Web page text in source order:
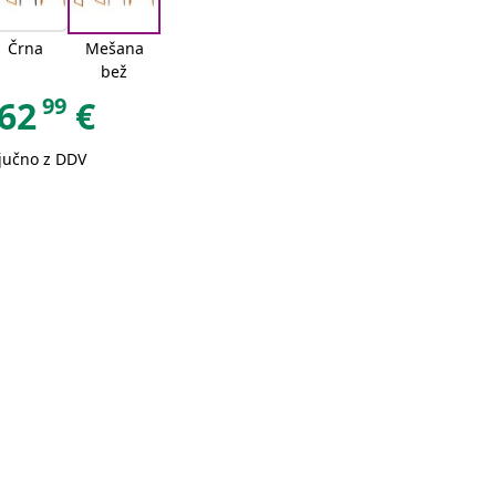
Črna
Mešana
bež
99 €
z DDV